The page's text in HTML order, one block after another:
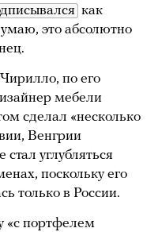
как
это абсолютно
по его
мебели
сделал «несколько
Венгрии
углубляться
поскольку его
только в России.
«с портфелем